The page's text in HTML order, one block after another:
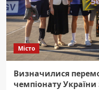
напрямку
Рівного
ускладнений
Місто
Визначилися
чемпіонату України